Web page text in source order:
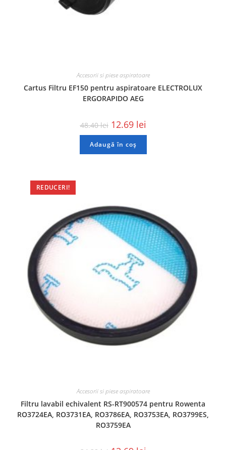
Accesorii si piese aspiratoare
Cartus Filtru EF150 pentru aspiratoare ELECTROLUX
ERGORAPIDO AEG
48.40lei 12.69 lei
Adaugă în coș
REDUCERI!
Accesorii si piese aspiratoare
Filtru lavabil echivalent RS-RT900574 pentru Rowenta
RO3724EA, RO3731EA, RO3786EA, RO3753EA, RO3799ES,
RO3759EA